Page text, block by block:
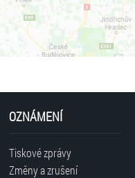
OZNÁMENÍ
Tiskové zprávy
Změny a zrušení